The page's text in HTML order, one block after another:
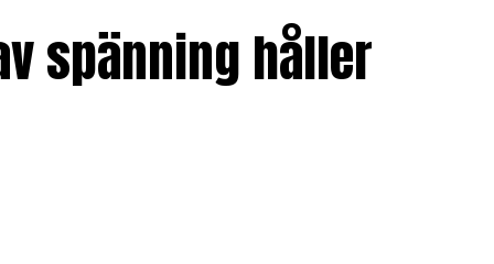
presterar kan du exempelvis läsa
spänning håller